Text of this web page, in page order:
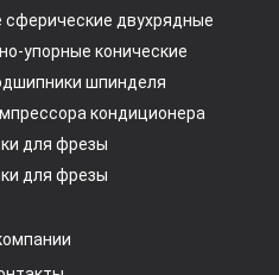
двухрядные
упорные конические
шпинделя
кондиционера
для фрезы
для фрезы